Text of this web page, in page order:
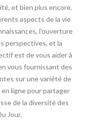
et bien plus encore.
aspects de la vie
l'ouverture
perspectives, et la
est de vous aider à
vous fournissant des
sur une variété de
ligne pour partager
de la diversité des
Jour.